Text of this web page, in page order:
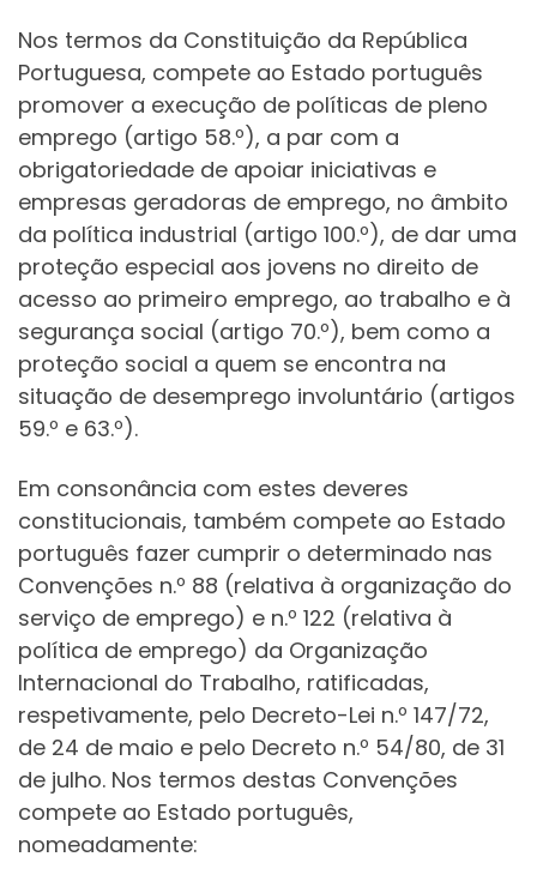
Nos termos da Constituição da República
Portuguesa, compete ao Estado português
promover a execução de políticas de pleno
emprego (artigo 58.º), a par com a
obrigatoriedade de apoiar iniciativas e
empresas geradoras de emprego, no âmbito
da política industrial (artigo 100.º), de dar uma
proteção especial aos jovens no direito de
acesso ao primeiro emprego, ao trabalho e à
segurança social (artigo 70.º), bem como a
proteção social a quem se encontra na
situação de desemprego involuntário (artigos
59.º e 63.º).
Em consonância com estes deveres
constitucionais, também compete ao Estado
português fazer cumprir o determinado nas
Convenções n.º 88 (relativa à organização do
serviço de emprego) e n.º 122 (relativa à
política de emprego) da Organização
Internacional do Trabalho, ratificadas,
respetivamente, pelo Decreto-Lei n.º 147/72,
de 24 de maio e pelo Decreto n.º 54/80, de 31
de julho. Nos termos destas Convenções
compete ao Estado português,
nomeadamente: